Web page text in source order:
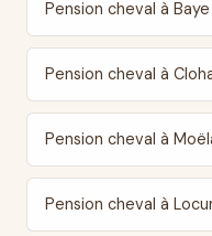
Pension cheval à Baye
Pension cheval à
Pension cheval à
Pension cheval à